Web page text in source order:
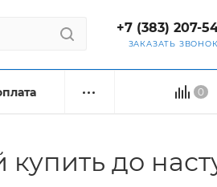
+7 (383) 207-
ЗАКАЗАТЬ ЗВОНОК
0
до